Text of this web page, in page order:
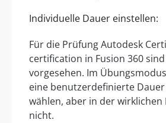
Individuelle Dauer einstellen:
Für die Prüfung Autodesk
certification in Fusion 360
vorgesehen. Im
eine benutzerdefinierte
wählen, aber in der wirklichen
nicht.